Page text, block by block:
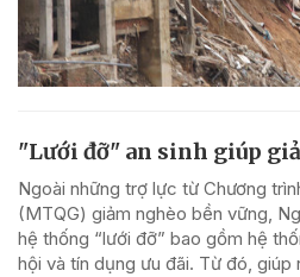
"Lưới đỡ" an sinh giúp
Ngoài những trợ lực từ Chương
(MTQG) giảm nghèo bền vững,
hệ thống “lưới đỡ” bao gồm hệ
hội và tín dụng ưu đãi. Từ đó, giúp